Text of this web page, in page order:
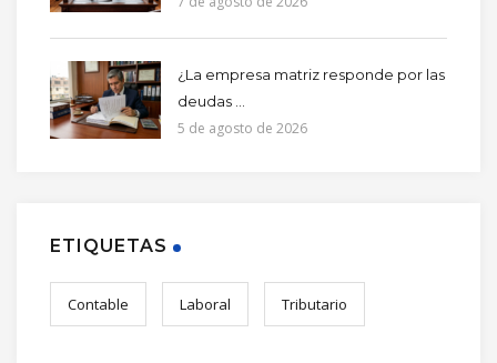
¿La empresa matriz responde por las
deudas ...
5 de agosto de 2026
ETIQUETAS
Contable Laboral Tributario